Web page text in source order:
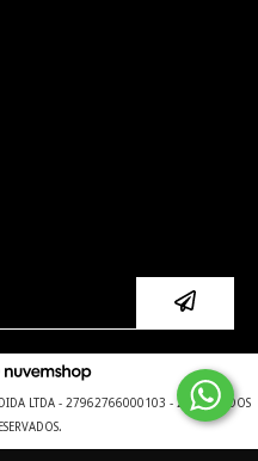
LTDA - 27962766000103 - 2026. TODOS